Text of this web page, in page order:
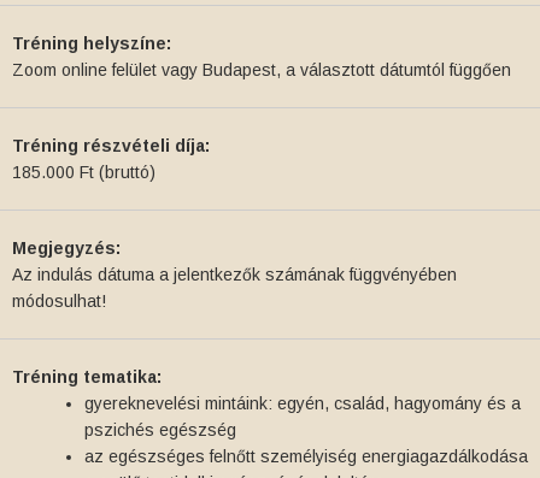
Tréning helyszíne:
Zoom online felület vagy Budapest, a választott dátumtól függően
Tréning részvételi díja:
185.000 Ft (bruttó)
Megjegyzés:
Az indulás dátuma a jelentkezők számának függvényében
módosulhat!
Tréning tematika:
gyereknevelési mintáink: egyén, család, hagyomány és a
pszichés egészség
az egészséges felnőtt személyiség energiagazdálkodása